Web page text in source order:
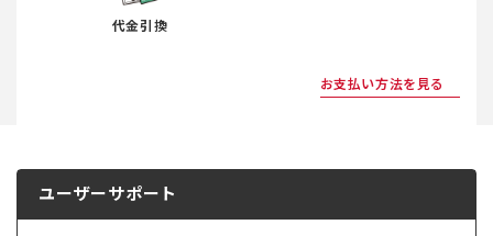
代金引換
お支払い方法を見る
ユーザーサポート